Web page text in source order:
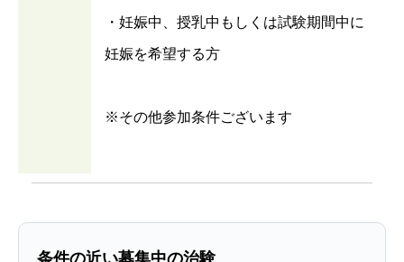
・妊娠中、授乳中もしくは試験期間中に
妊娠を希望する方
※その他参加条件ございます